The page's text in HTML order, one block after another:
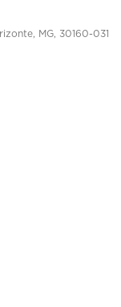
MG, 30160-031